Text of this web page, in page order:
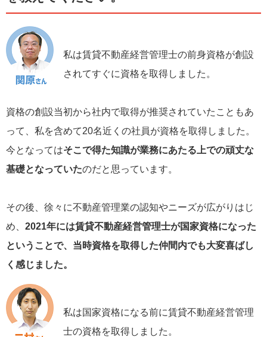
私は賃貸不動産経営管理士の前身資格が創設
されてすぐに資格を取得しました。
資格の創設当初から社内で取得が推奨されていたこともあ
って、私を含めて20名近くの社員が資格を取得しました。
今となってはそこで得た知識が業務にあたる上での頑丈な
基礎となっていたのだと思っています。
その後、徐々に不動産管理業の認知やニーズが広がりはじ
め、 2021年には賃貸不動産経営管理士が国家資格になった
ということで、当時資格を取得した仲間内でも大変喜ばし
く感じました。
私は国家資格になる前に賃貸不動産経営管理
士の資格を取得しました。